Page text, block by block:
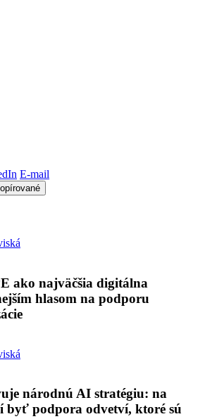
E-mail
ako najväčšia digitálna
hlasom na podporu
národnú AI stratégiu: na
byť podpora odvetví, ktoré sú